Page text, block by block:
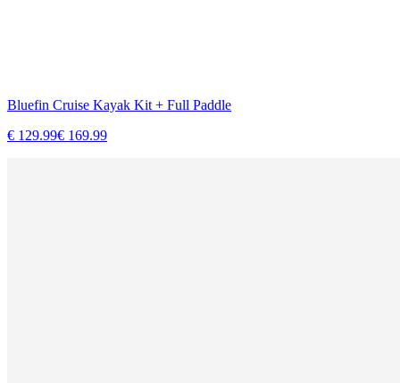
Bluefin Cruise Kayak Kit + Full Paddle
€ 129.99€ 169.99